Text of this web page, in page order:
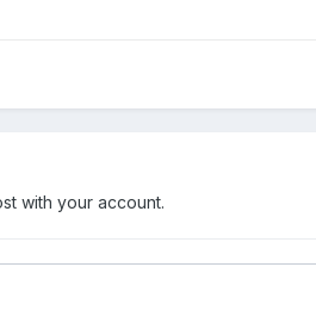
with your account.